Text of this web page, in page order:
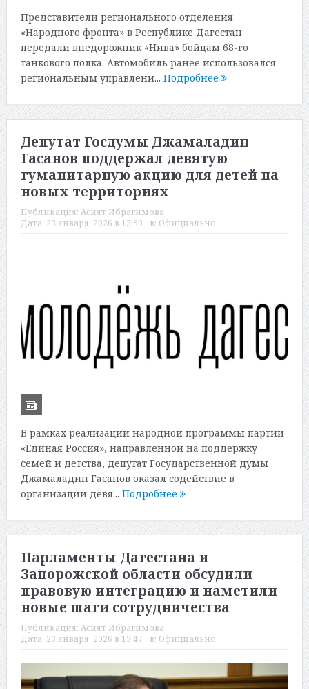
Представители регионального отделения
«Народного фронта» в Республике Дагестан
передали внедорожник «Нива» бойцам 68-го
танкового полка. Автомобиль ранее использовался
региональным управлени... Подробнее
Депутат Госдумы Джамаладин
Гасанов поддержал девятую
гуманитарную акцию для детей на
новых территориях
Публикация: Асият Ибрагимова
Дата: 23 января, 2026 в 13:50 в: Официально
В рамках реализации народной программы партии
«Единая Россия», направленной на поддержку
семей и детства, депутат Государственной думы
Джамаладин Гасанов оказал содействие в
организации девя... Подробнее
Парламенты Дагестана и
Запорожской области обсудили
правовую интеграцию и наметили
новые шаги сотрудничества
Публикация: Асият Ибрагимова
Дата: 23 января, 2026 в 13:47 в: Официально